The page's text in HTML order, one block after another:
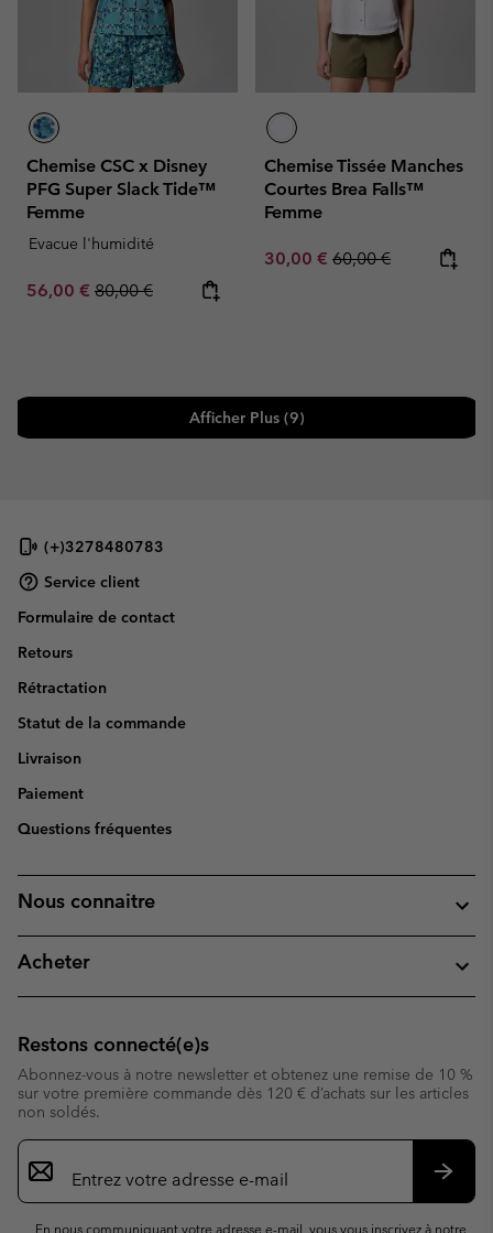
Chemise CSC x Disney
PFG Super Slack Tide™
Femme
Evacue l'humidité
Sale price:
56,00 € Regular price:
80,00 €
Chemise Tissée Manches
Courtes Brea Falls™
Femme
Sale price:
30,00 € Regular price:
60,00 €
Afficher Plus (9)
(+)3278480783
Service client
Formulaire de contact
Retours
Rétractation
Statut de la commande
Livraison
Paiement
Questions fréquentes
Nous connaitre
Acheter
Restons connecté(e)s
Abonnez-vous à notre newsletter et obtenez une remise de 10 %
sur votre première commande dès 120 € d’achats sur les articles
non soldés.
Inscription
par
e-
En nous communiquant votre adresse e-mail, vous vous inscrivez à notre